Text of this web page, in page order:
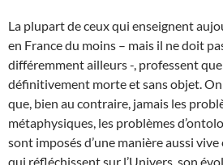
La plupart de ceux qui enseignent
en France du moins – mais il ne doit
différemment ailleurs -, professent
définitivement morte et sans objet.
que, bien au contraire, jamais les
métaphysiques, les problèmes
sont imposés d’une manière aussi
qui réfléchissent sur l’Univers, son